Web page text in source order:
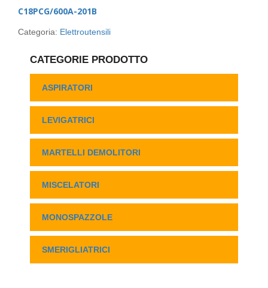
C18PCG/600A-201B
Categoria: Elettroutensili
CATEGORIE PRODOTTO
ASPIRATORI
LEVIGATRICI
MARTELLI DEMOLITORI
MISCELATORI
MONOSPAZZOLE
SMERIGLIATRICI